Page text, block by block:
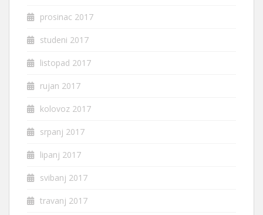
prosinac 2017
studeni 2017
listopad 2017
rujan 2017
kolovoz 2017
srpanj 2017
lipanj 2017
svibanj 2017
travanj 2017